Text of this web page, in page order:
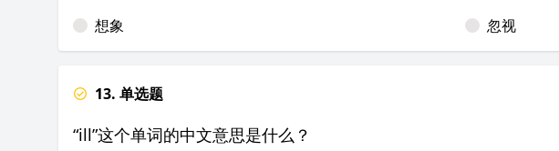
想象
忽视
13. 单选题
“ill”这个单词的中文意思是什么？